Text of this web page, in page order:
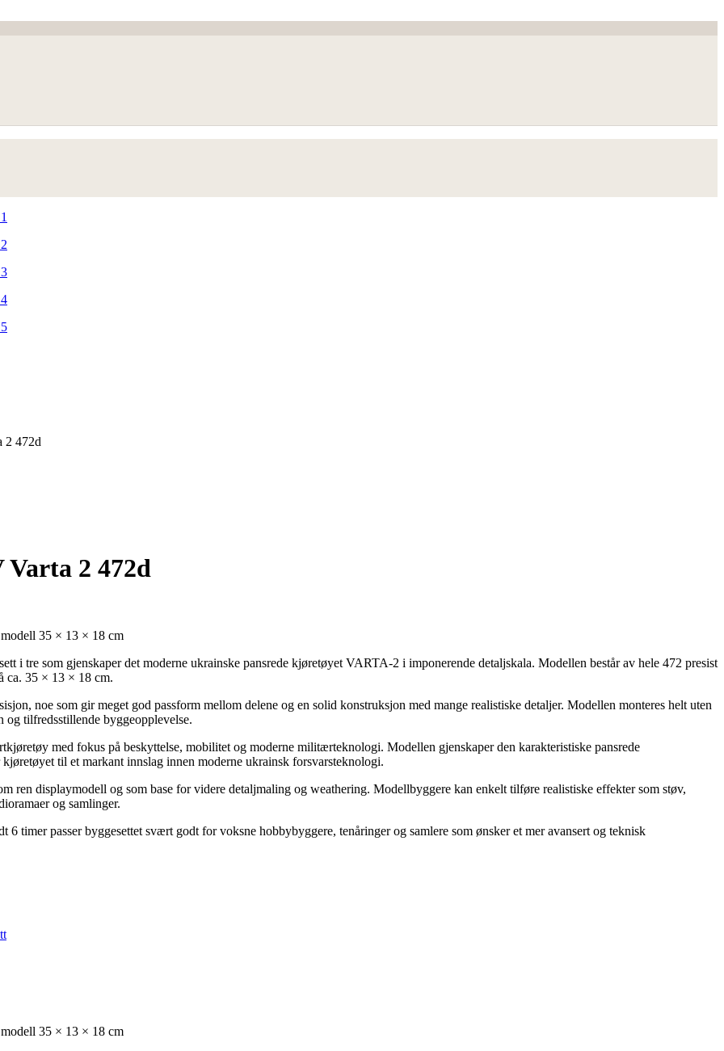
2 472d
2 472d
35 × 13 × 18 cm
tre som gjenskaper det moderne ukrainske pansrede kjøretøyet VARTA-2 i imponerende detaljskala. Modellen består av hele 472 presist
ca. 35 × 13 × 18 cm.
noe som gir meget god passform mellom delene og en solid konstruksjon med mange realistiske detaljer. Modellen monteres helt uten
og tilfredsstillende byggeopplevelse.
med fokus på beskyttelse, mobilitet og moderne militærteknologi. Modellen gjenskaper den karakteristiske pansrede
til et markant innslag innen moderne ukrainsk forsvarsteknologi.
ren displaymodell og som base for videre detaljmaling og weathering. Modellbyggere kan enkelt tilføre realistiske effekter som støv,
og samlinger.
timer passer byggesettet svært godt for voksne hobbybyggere, tenåringer og samlere som ønsker et mer avansert og teknisk
35 × 13 × 18 cm